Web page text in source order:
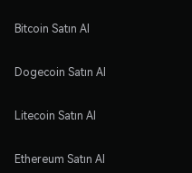
Bitcoin Satın Al
Dogecoin Satın Al
Litecoin Satın Al
Ethereum Satın Al